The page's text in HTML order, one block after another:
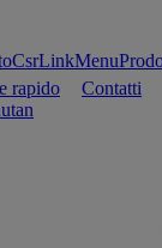
rapido Contatti